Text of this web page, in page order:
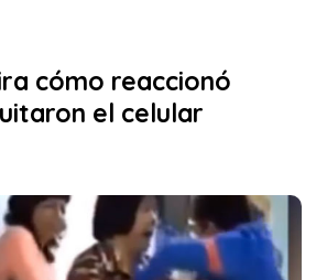
cómo reaccionó
el celular